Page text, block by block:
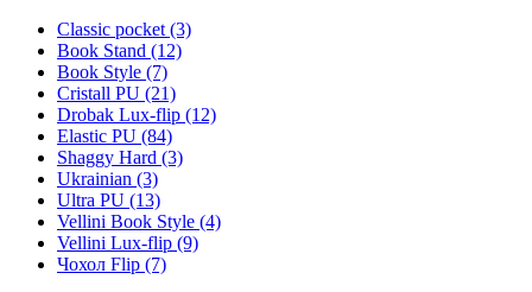
Classic pocket (3)
Book Stand (12)
Book Style (7)
Cristall PU (21)
Drobak Lux-flip (12)
Elastic PU (84)
Shaggy Hard (3)
Ukrainian (3)
Ultra PU (13)
Vellini Book Style (4)
Vellini Lux-flip (9)
Чохол Flip (7)